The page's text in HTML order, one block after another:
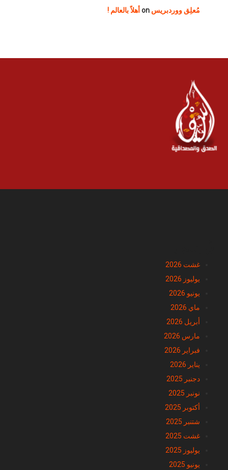
مُعلِق ووردبريس أهلاً بالعالم !
غشت 2026
يوليوز 2026
يونيو 2026
ماي 2026
أبريل 2026
مارس 2026
فبراير 2026
يناير 2026
دجنبر 2025
نونبر 2025
أكتوبر 2025
شتنبر 2025
غشت 2025
يوليوز 2025
يونيو 2025